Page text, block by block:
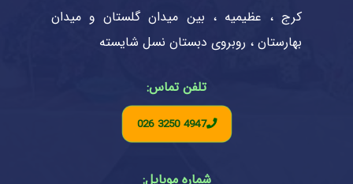
کرج ، عظیمیه ، بین میدان گلستان و میدان
بهارستان ، روبروی دبستان نسل شایسته
تلفن تماس:
026 3250 4947
شماره موبایل: